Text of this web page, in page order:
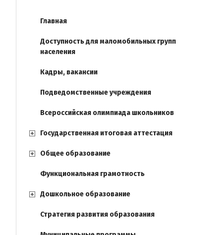
Главная
Доступность для маломобильных групп
населения
Кадры, вакансии
Подведомственные учреждения
Всероссийская олимпиада школьников
Государственная итоговая аттестация
Общее образование
Функциональная грамотность
Дошкольное образование
Стратегия развития образования